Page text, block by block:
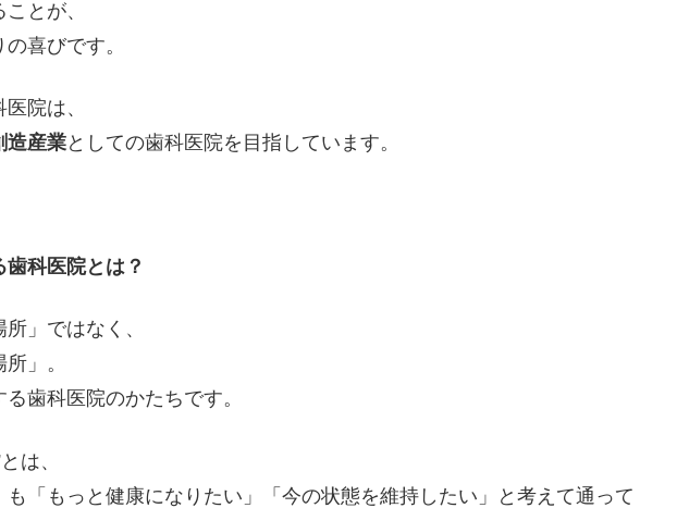
とが、
喜びです。
院は、
造産業としての歯科医院を目指しています。
科医院とは？
」ではなく、
」。
歯科医院のかたちです。
は、
「もっと健康になりたい」「今の状態を維持したい」と考えて通って